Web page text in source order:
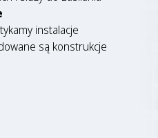
instalacje
są konstrukcje